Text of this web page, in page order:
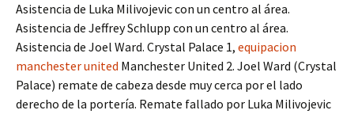
Asistencia de Luka Milivojevic con un centro al área.
Asistencia de Jeffrey Schlupp con un centro al área.
Asistencia de Joel Ward. Crystal Palace 1, equipacion
manchester united Manchester United 2. Joel Ward (Crystal
Palace) remate de cabeza desde muy cerca por el lado
derecho de la portería. Remate fallado por Luka Milivojevic